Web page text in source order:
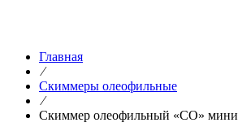
Главная
⁄
Скиммеры олеофильные
⁄
Скиммер олеофильный «СО» мини